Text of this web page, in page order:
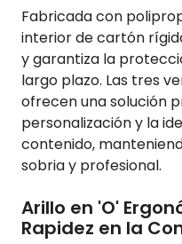
Fabricada con
interior de cartón
y garantiza la
largo plazo. Las tres
ofrecen una solución
personalización y la
contenido,
sobria y profesional.
Arillo en 'O'
Rapidez en la